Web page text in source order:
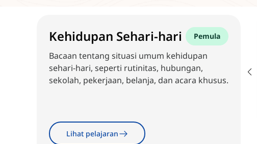
Kehidupan Sehari-hari Pemula
Bacaan tentang situasi umum kehidupan
sehari-hari, seperti rutinitas, hubungan,
sekolah, pekerjaan, belanja, dan acara khusus.
Lihat pelajaran